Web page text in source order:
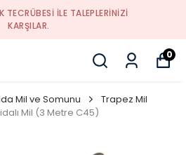
TECRÜBESI ILE TALEPLERINIZI
KARŞILAR.
0
Mil ve Somunu
Trapez Mil
Mil (3 Metre C45)